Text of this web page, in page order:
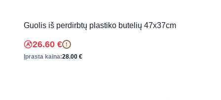
Guolis iš perdirbtų plastiko butelių 47x37cm
26.60 € !
Įprasta kaina:28.00 €